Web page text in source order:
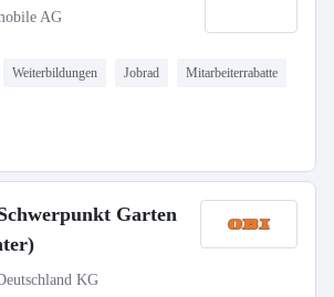
AG
Weiterbildungen Jobrad Mitarbeiterrabatte
Garten
KG